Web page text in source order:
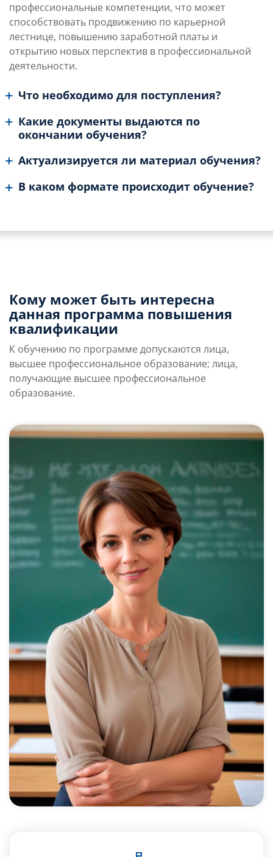
профессиональные компетенции, что может
способствовать продвижению по карьерной
лестнице, повышению заработной платы и
открытию новых перспектив в профессиональной
деятельности.
Что необходимо для поступления?
Какие документы выдаются по
окончании обучения?
Актуализируется ли материал обучения?
В каком формате происходит обучение?
Кому может быть интересна
данная программа повышения
квалификации
К обучению по программе допускаются лица,
высшее профессиональное образование; лица,
получающие высшее профессиональное
образование.